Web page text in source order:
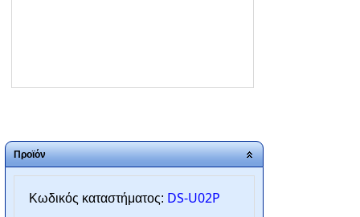
Προϊόν
Κωδικός καταστήματος: DS-U02P